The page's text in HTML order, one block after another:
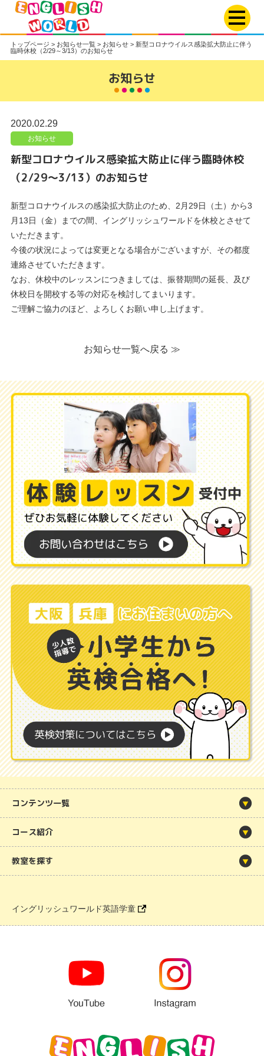
トップページ > お知らせ一覧> お知らせ> 新型コロナウイルス感染拡大防止に伴う
臨時休校（2/29～3/13）のお知らせ
お知らせ
2020.02.29
お知らせ
新型コロナウイルス感染拡大防止に伴う臨時休校
（2/29～3/13）のお知らせ
新型コロナウイルスの感染拡大防止のため、2月29日（土）から3
月13日（金）までの間、イングリッシュワールドを休校とさせて
いただきます。
今後の状況によっては変更となる場合がございますが、その都度
連絡させていただきます。
なお、休校中のレッスンにつきましては、振替期間の延長、及び
休校日を開校する等の対応を検討してまいります。
ご理解ご協力のほど、よろしくお願い申し上げます。
お知らせ一覧へ戻る ≫
コンテンツ一覧
コース紹介
教室を探す
イングリッシュワールド英語学童